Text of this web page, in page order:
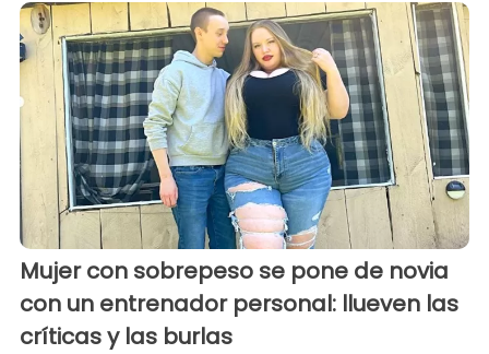
Mujer con sobrepeso se pone de novia
con un entrenador personal: llueven las
críticas y las burlas